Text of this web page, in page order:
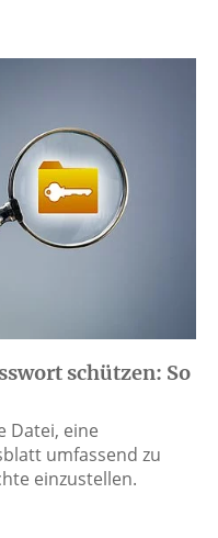
schützen: So
Datei, eine
umfassend zu
einzustellen.